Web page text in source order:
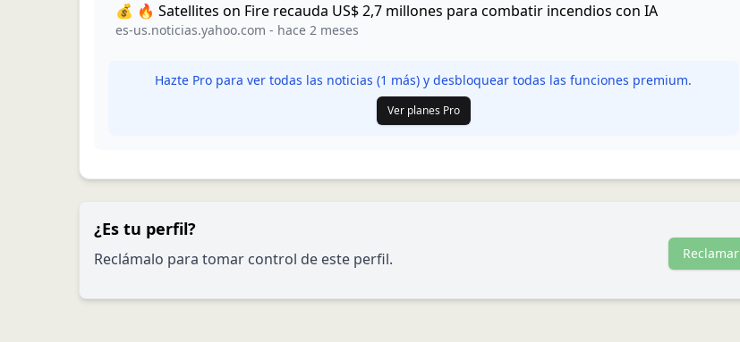
💰 🔥 Satellites on Fire recauda US$ 2,7 millones para combatir incendios con IA
es-us.noticias.yahoo.com - hace 2 meses
Hazte Pro para ver todas las noticias (1 más) y desbloquear todas las funciones premium.
Ver planes Pro
¿Es tu perfil?
Reclámalo para tomar control de este perfil. Reclamar